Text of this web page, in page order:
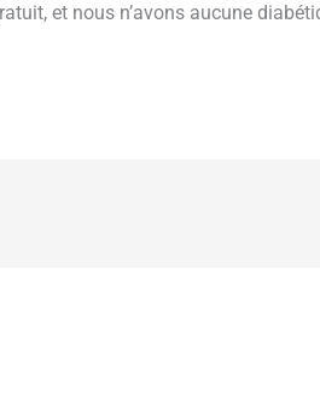
et nous n’avons aucune